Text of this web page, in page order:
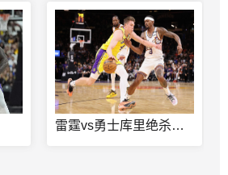
雷霆vs勇士库里绝杀录像